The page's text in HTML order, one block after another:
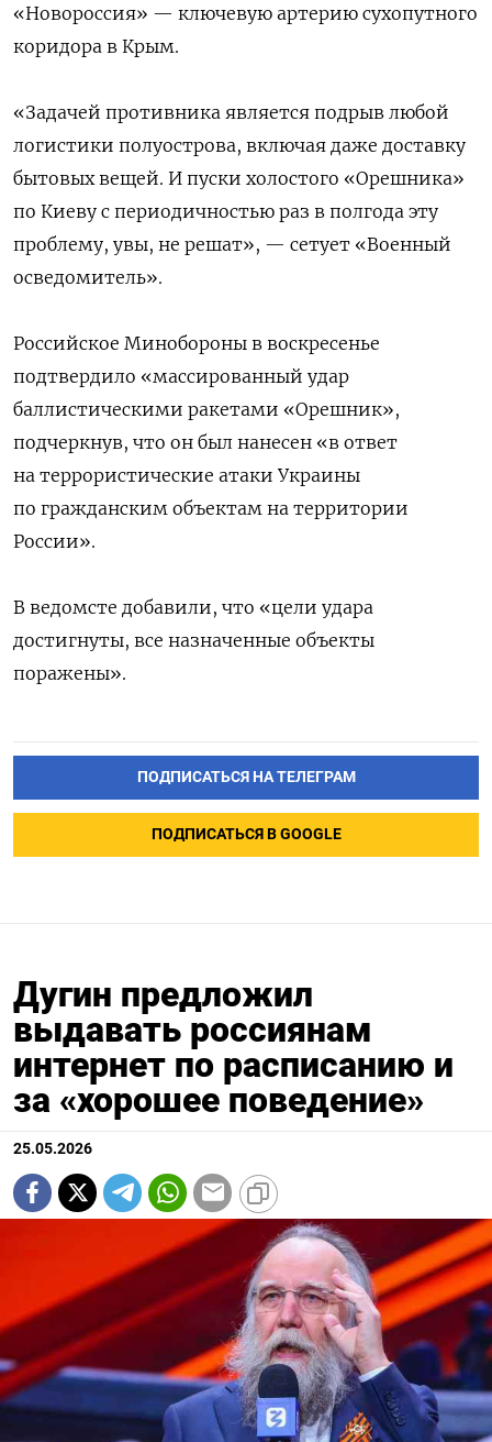
«Новороссия» — ключевую артерию сухопутного
коридора в Крым.
«Задачей противника является подрыв любой
логистики полуострова, включая даже доставку
бытовых вещей. И пуски холостого «Орешника»
по Киеву с периодичностью раз в полгода эту
проблему, увы, не решат», — сетует «Военный
осведомитель».
Российское Минобороны в воскресенье
подтвердило «массированный удар
баллистическими ракетами «Орешник»,
подчеркнув, что он был нанесен «в ответ
на террористические атаки Украины
по гражданским объектам на территории
России».
В ведомсте добавили, что «цели удара
достигнуты, все назначенные объекты
поражены».
ПОДПИСАТЬСЯ НА ТЕЛЕГРАМ
ПОДПИСАТЬСЯ В GOOGLE
Дугин предложил
выдавать россиянам
интернет по расписанию и
за «хорошее поведение»
25.05.2026